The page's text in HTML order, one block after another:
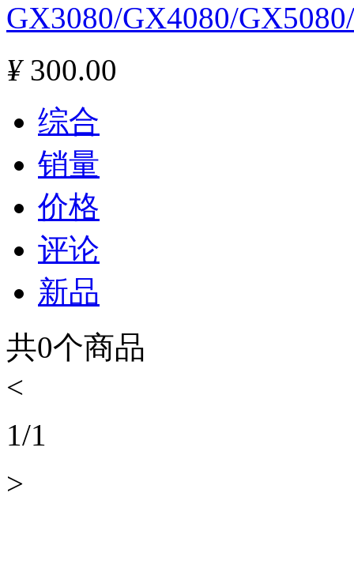
GX3080/GX4080/
¥300.00
综合
销量
价格
评论
新品
共0个商品
<
1/1
>